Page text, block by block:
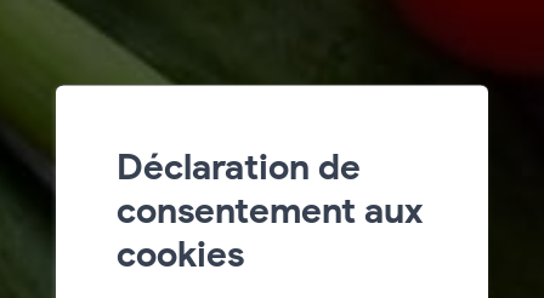
Déclaration de
consentement aux
cookies